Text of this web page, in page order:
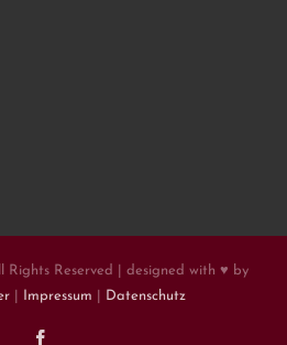
Reserved | designed with ♥ by
Impressum Datenschutz